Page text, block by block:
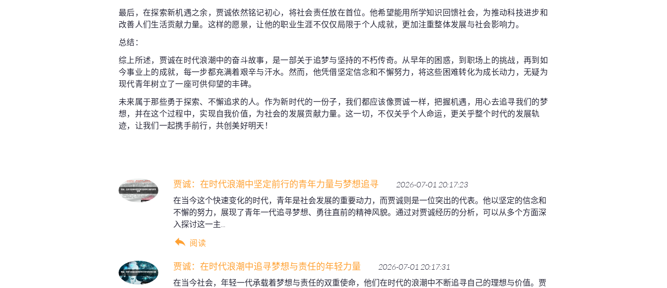
最后，在探索新机遇之余，贾诚依然铭记初心，将社会责任放在首位。他希望能用所学知识回馈社会，为推动科技进步和
改善人们生活贡献力量。这样的愿景，让他的职业生涯不仅仅局限于个人成就，更加注重整体发展与社会影响力。
总结：
综上所述，贾诚在时代浪潮中的奋斗故事，是一部关于追梦与坚持的不朽传奇。从早年的困惑，到职场上的挑战，再到如
今事业上的成就，每一步都充满着艰辛与汗水。然而，他凭借坚定信念和不懈努力，将这些困难转化为成长动力，无疑为
现代青年树立了一座可供仰望的丰碑。
未来属于那些勇于探索、不懈追求的人。作为新时代的一份子，我们都应该像贾诚一样，把握机遇，用心去追寻我们的梦
想，并在这个过程中，实现自我价值，为社会的发展贡献力量。这一切，不仅关乎个人命运，更关乎整个时代的发展轨
迹，让我们一起携手前行，共创美好明天！
贾诚：在时代浪潮中坚定前行的青年力量与梦想追寻
2026-07-01 20:17:23
在当今这个快速变化的时代，青年是社会发展的重要动力，而贾诚则是一位突出的代表。他以坚定的信念和
不懈的努力，展现了青年一代追寻梦想、勇往直前的精神风貌。通过对贾诚经历的分析，可以从多个方面深
入探讨这一主...
阅读
贾诚：在时代浪潮中追寻梦想与责任的年轻力量
2026-07-01 20:17:31
在当今社会，年轻一代承载着梦想与责任的双重使命，他们在时代的浪潮中不断追寻自己的理想与价值。贾